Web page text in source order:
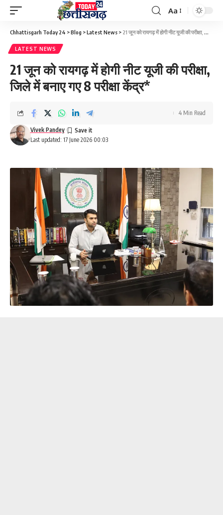
Font
Resizer
Aa
Chhattisgarh Today 24 >Blog >Latest News > 21 जून को रायगढ़ में होगी नीट यूजी की परीक्षा, जिले में बनाए गए 8 परीक्षा केंद्र*
LATEST NEWS
21 जून को रायगढ़ में होगी नीट यूजी की परीक्षा,
जिले में बनाए गए 8 परीक्षा केंद्र*
Last updated: 17 June 2026 00:03
Vivek Pandey
4 Min Read